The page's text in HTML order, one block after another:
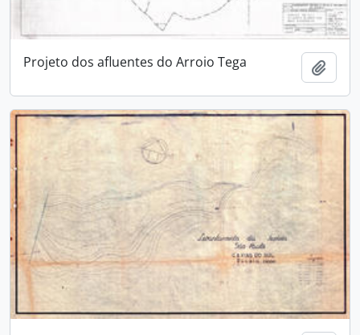
Projeto dos afluentes do Arroio Tega